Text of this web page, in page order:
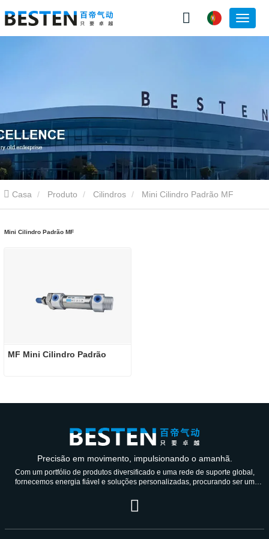
Casa Produto Cilindros Mini Cilindro Padrão MF
Mini Cilindro Padrão MF
MF Mini Cilindro Padrão
Precisão em movimento, impulsionando o amanhã.
Com um portfólio de produtos diversificado e uma rede de suporte global,
fornecemos energia fiável e soluções personalizadas, procurando ser um